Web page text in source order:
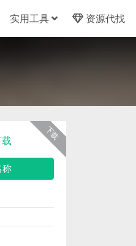
实用工具 资源代找
下载
称